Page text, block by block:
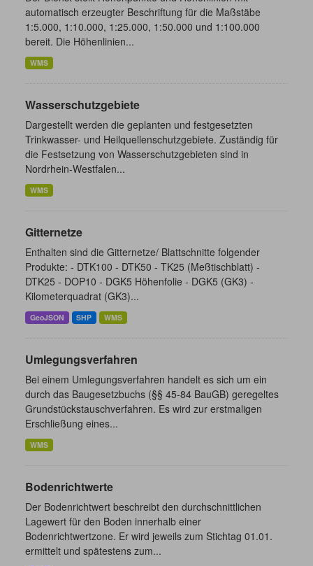
automatisch erzeugter Beschriftung für die Maßstäbe
1:5.000, 1:10.000, 1:25.000, 1:50.000 und 1:100.000
bereit. Die Höhenlinien...
WMS
Wasserschutzgebiete
Dargestellt werden die geplanten und festgesetzten
Trinkwasser- und Heilquellenschutzgebiete. Zuständig für
die Festsetzung von Wasserschutzgebieten sind in
Nordrhein-Westfalen...
WMS
Gitternetze
Enthalten sind die Gitternetze/ Blattschnitte folgender
Produkte: - DTK100 - DTK50 - TK25 (Meßtischblatt) -
DTK25 - DOP10 - DGK5 Höhenfolie - DGK5 (GK3) -
Kilometerquadrat (GK3)...
GeoJSON SHP WMS
Umlegungsverfahren
Bei einem Umlegungsverfahren handelt es sich um ein
durch das Baugesetzbuchs (§§ 45-84 BauGB) geregeltes
Grundstückstauschverfahren. Es wird zur erstmaligen
Erschließung eines...
WMS
Bodenrichtwerte
Der Bodenrichtwert beschreibt den durchschnittlichen
Lagewert für den Boden innerhalb einer
Bodenrichtwertzone. Er wird jeweils zum Stichtag 01.01.
ermittelt und spätestens zum...